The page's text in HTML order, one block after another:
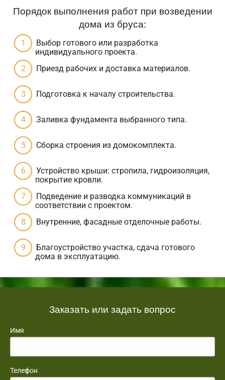
Порядок выполнения работ при возведении
дома из бруса:
Выбор готового или разработка
индивидуального проекта.
Приезд рабочих и доставка материалов.
Подготовка к началу строительства.
Заливка фундамента выбранного типа.
Сборка строения из домокомплекта.
Устройство крыши: стропила, гидроизоляция,
покрытие кровли.
Подведение и разводка коммуникаций в
соответствии с проектом.
Внутренние, фасадные отделочные работы.
Благоустройство участка, сдача готового
дома в эксплуатацию.
Заказать или задать вопрос
Имя
Телефон